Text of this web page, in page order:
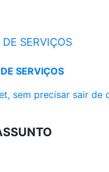
SERVIÇOS
SERVIÇOS
sem precisar sair de